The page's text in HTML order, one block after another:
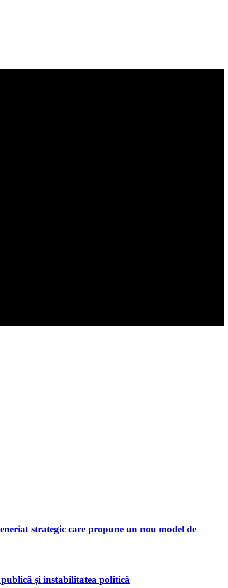
strategic care propune un nou model de
și instabilitatea politică